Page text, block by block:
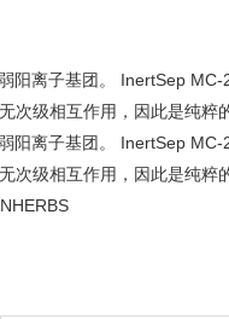
阳离子基团。 InertSep
级相互作用，因此是纯粹
阳离子基团。 InertSep
级相互作用，因此是纯粹